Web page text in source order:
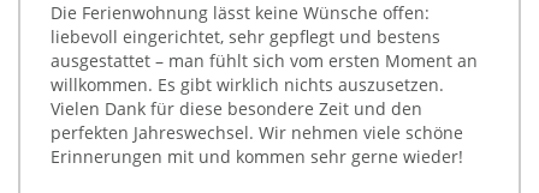
Die Ferienwohnung lässt keine Wünsche offen:
liebevoll eingerichtet, sehr gepflegt und bestens
ausgestattet – man fühlt sich vom ersten Moment an
willkommen. Es gibt wirklich nichts auszusetzen.
Vielen Dank für diese besondere Zeit und den
perfekten Jahreswechsel. Wir nehmen viele schöne
Erinnerungen mit und kommen sehr gerne wieder!